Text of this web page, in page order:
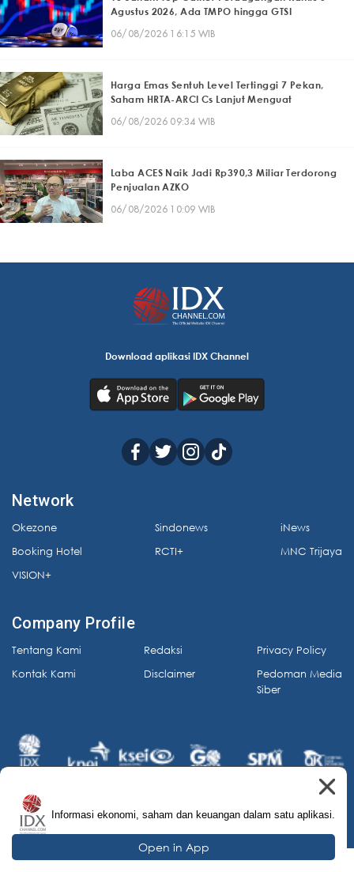
Agustus 2026, Ada TMPO hingga GTSI
06/08/2026 16:15 WIB
Harga Emas Sentuh Level Tertinggi 7 Pekan,
Saham HRTA-ARCI Cs Lanjut Menguat
06/08/2026 09:34 WIB
Laba ACES Naik Jadi Rp390,3 Miliar Terdorong
Penjualan AZKO
06/08/2026 10:09 WIB
Download aplikasi IDX Channel
Network
Okezone
Booking Hotel
VISION+
Sindonews
RCTI+
iNews
MNC Trijaya
Company Profile
Tentang Kami
Kontak Kami
Redaksi
Disclaimer
Privacy Policy
Pedoman Media
Siber
© 2026 IDX Channel. All Rights Reserved.
Informasi ekonomi, saham dan keuangan dalam satu aplikasi.
Open in App